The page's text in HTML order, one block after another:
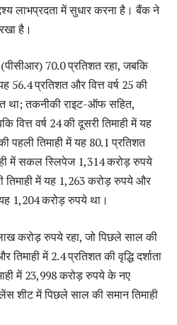
लाभप्रदता में सुधार करना है। बैंक ने
है।
70.0 प्रतिशत रहा, जबकि
56.4 प्रतिशत और वित्त वर्ष 25 की
था; तकनीकी राइट-ऑफ सहित,
वित्त वर्ष 24 की दूसरी तिमाही में यह
पहली तिमाही में यह 80.1 प्रतिशत
में सकल स्लिपेज 1,314 करोड़ रुपये
तिमाही में यह 1,263 करोड़ रुपये और
यह 1,204 करोड़ रुपये था।
करोड़ रुपये रहा, जो पिछले साल की
में 2.4 प्रतिशत की वृद्धि दर्शाता
में 23,998 करोड़ रुपये के नए
शीट में पिछले साल की समान तिमाही